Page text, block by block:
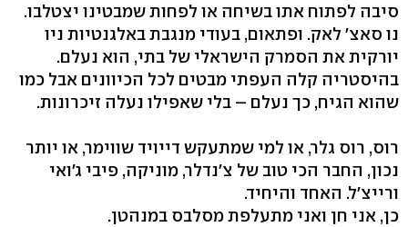
סיבה לפתוח אתו בשיחה או לפחות שמבטינו יצטלבו.
נו סאצ׳ לאק. ופתאום, בעודי מנגבת באלגנטיות ניו
יורקית את הסמרק הישראלי של בתי, הוא נעלם.
בהיסטריה קלה העפתי מבטים לכל הכיוונים אבל כמו
שהוא הגיח, כך נעלם – בלי שאפילו נעלה זיכרונות.
רוס, רוס גלר, או למי שמתעקש דייויד שווימר, או יותר
נכון, החבר הכי טוב של צ׳נדלר, מוניקה, פיבי ג׳ואי
ורייצ׳ל. האחד והיחיד.
כן, אני חן ואני מתעלפת מסלבס במנהטן.